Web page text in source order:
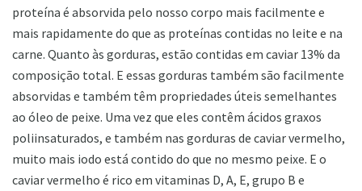
proteína é absorvida pelo nosso corpo mais facilmente e
mais rapidamente do que as proteínas contidas no leite e na
carne. Quanto às gorduras, estão contidas em caviar 13% da
composição total. E essas gorduras também são facilmente
absorvidas e também têm propriedades úteis semelhantes
ao óleo de peixe. Uma vez que eles contêm ácidos graxos
poliinsaturados, e também nas gorduras de caviar vermelho,
muito mais iodo está contido do que no mesmo peixe. E o
caviar vermelho é rico em vitaminas D, A, E, grupo B e